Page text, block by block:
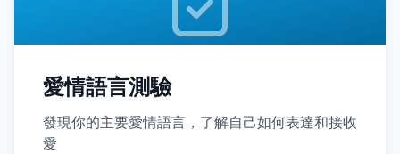
愛情語言測驗
發現你的主要愛情語言，了解自己如何表達和接收
愛